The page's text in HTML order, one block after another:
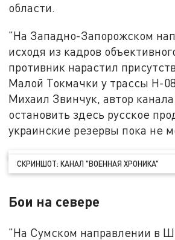
области.
"На Западно-Запорожском
исходя из кадров
противник нарастил
Малой Токмачки у трассы Н-
Михаил Звинчук, автор канала
остановить здесь русское
украинские резервы пока не
СКРИНШОТ: КАНАЛ "ВОЕННАЯ ХРОНИКА"
Бои на севере
"На Сумском направлении в